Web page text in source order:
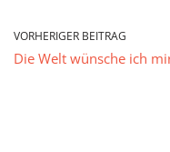
VORHERIGER BEITRAG
Die Welt wünsche ich